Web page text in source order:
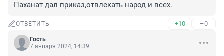
Паханат дал приказ,отвлекать народ и всех.
ОТВЕТИТЬ +10 –0
Гость
7 января 2024, 14:39